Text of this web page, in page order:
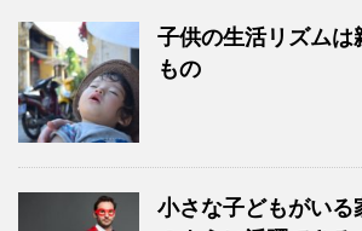
子供の生活リズムは
もの
小さな子どもがいる